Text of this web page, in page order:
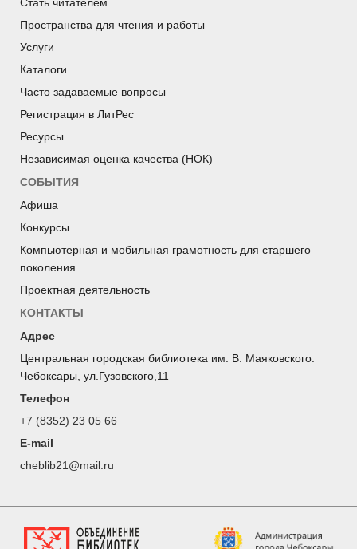
Пространства для чтения и работы
Услуги
Каталоги
Часто задаваемые вопросы
Регистрация в ЛитРес
Ресурсы
Независимая оценка качества (НОК)
СОБЫТИЯ
Афиша
Конкурсы
Компьютерная и мобильная грамотность для старшего
поколения
Проектная деятельность
КОНТАКТЫ
Адрес
Центральная городская библиотека им. В. Маяковского.
Чебоксары, ул.Гузовского,11
Телефон
+7 (8352) 23 05 66
E-mail
cheblib21@mail.ru